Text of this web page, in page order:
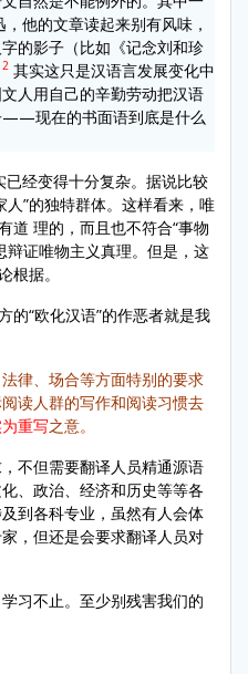
他的文章读起来别有风味，
的影子（比如《记念刘和珍
2其实这只是汉语言发展变化中
人用自己的辛勤劳动把汉语
——现在的书面语到底是什么
经变得十分复杂。据说比较
”的独特群体。这样看来，唯
道 理的，而且也不符合“事物
辩证唯物主义真理。但是，这
根据。
的“欧化汉语”的作恶者就是我
律、场合等方面特别的要求
读人群的写作和阅读习惯去
重写之意。
不但需要翻译人员精通源语
、政治、经济和历史等等各
到各科专业，虽然有人会体
，但还是会要求翻译人员对
习不止。至少别残害我们的